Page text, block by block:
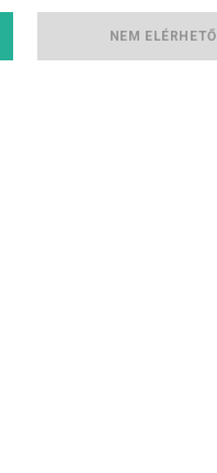
NEM ELÉRHETŐ